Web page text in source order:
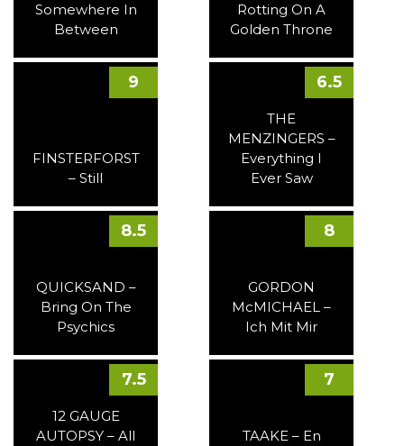
Somewhere In
Between
Rotting On A
Golden Throne
FINSTERFORST
– Still
9
THE
MENZINGERS –
Everything I
Ever Saw
6.5
QUICKSAND –
Bring On The
Psychics
8.5
GORDON
McMICHAEL –
Ich Mit Mir
8
12 GAUGE
AUTOPSY – All
7.5
TAAKE – En
7